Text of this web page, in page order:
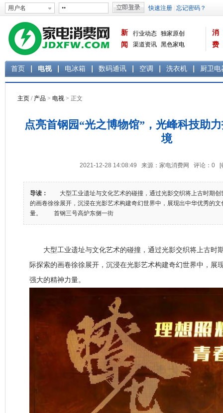
新
闻
行业动态 独家原创
渠道资讯 黑色家电
消
费
首页 电视 电冰箱 数码通讯 空调 洗衣机 厨卫电
主页 / 产品 > 电视 > 正文
点亮首钢园“光之博物馆”，光峰科技助
境
2021-12-28 14:08:49 来源：家电消费网 评论： 0 [
导读：
大型工业遗址与文化艺术的碰撞，通过光影交织将上古时期创
的画卷徐徐展开，沉浸在光影艺术构建奇幻世界中，展现出中华优秀的
量。 首钢三号高炉东侧一街
大型工业遗址与文化艺术的碰撞，通过光影交织将上古时
际探索的画卷徐徐展开，沉浸在光影艺术构建奇幻世界中，展
强大的精神力量。